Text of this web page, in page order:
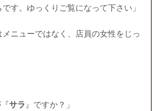
です。ゆっくりご覧になって下さい」
ニューではなく、店員の女性をじっ
サラ』ですか？」